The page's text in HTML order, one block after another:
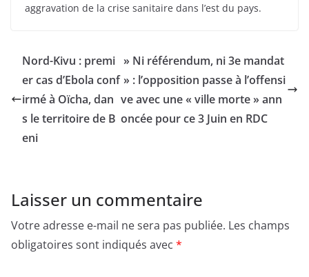
aggravation de la crise sanitaire dans l’est du pays.
Nord-Kivu : premi
er cas d’Ebola conf
irmé à Oïcha, dan
s le territoire de B
eni
» Ni référendum, ni 3e mandat
» : l’opposition passe à l’offensi
ve avec une « ville morte » ann
oncée pour ce 3 Juin en RDC
Laisser un commentaire
Votre adresse e-mail ne sera pas publiée. Les champs
obligatoires sont indiqués avec *